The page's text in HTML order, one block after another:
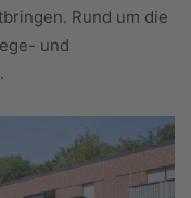
Rund um die
und